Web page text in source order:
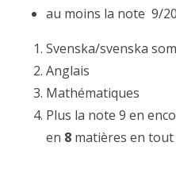
au moins la note 9/
Svenska/svenska
Anglais
Mathématiques
Plus la note 9 en
en 8 matières en tout